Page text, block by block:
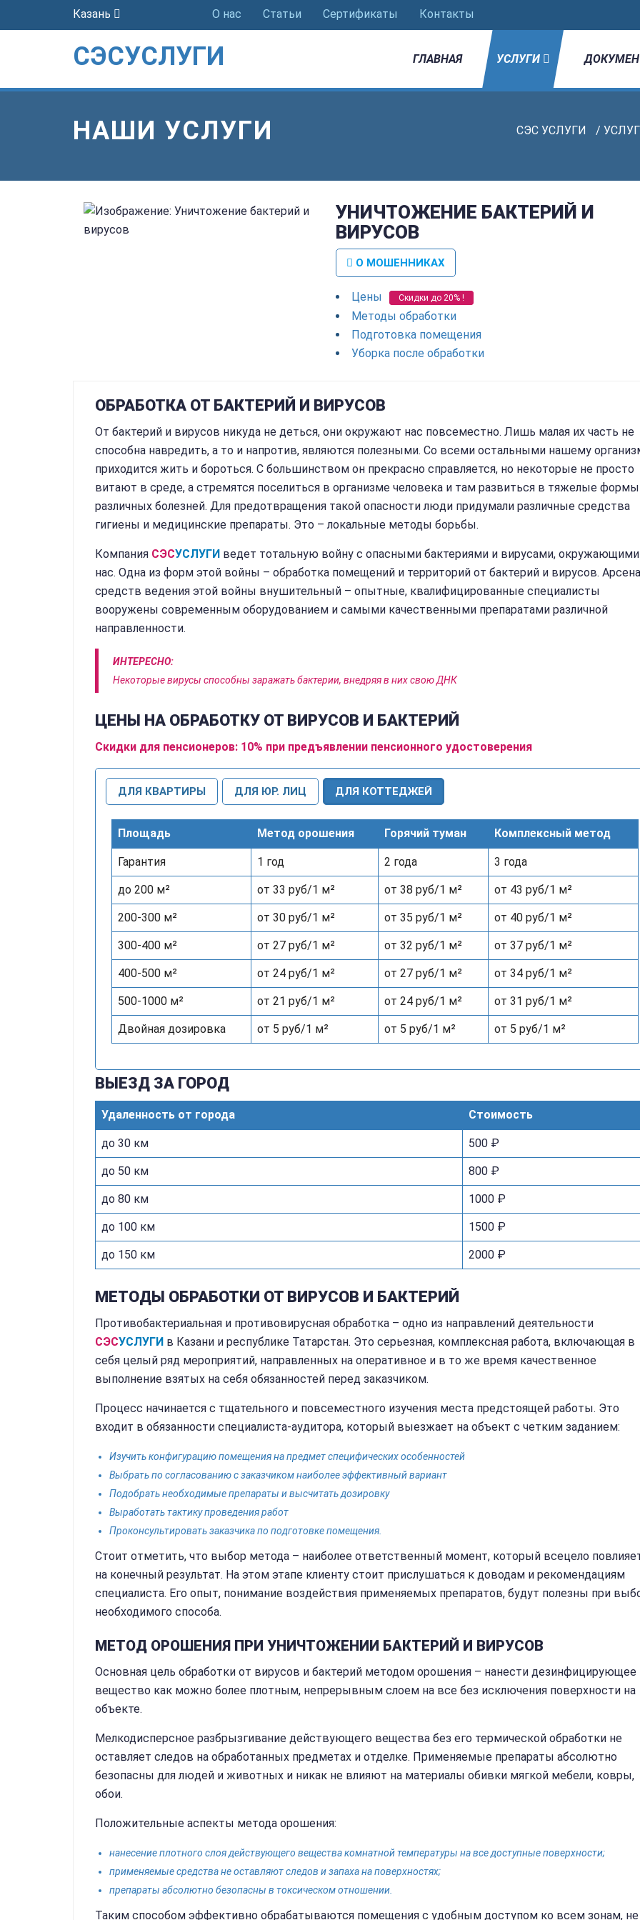
Казань О нас Статьи Сертификаты Контакты
СЭСУСЛУГИ ГЛАВНАЯ УСЛУГИ
НАШИ УСЛУГИ СЭС УСЛУГИ /
УНИЧТОЖЕНИЕ БАКТЕРИЙ И
ВИРУСОВ
О МОШЕННИКАХ
Цены Скидки до 20% !
Методы обработки
Подготовка помещения
Уборка после обработки
ОБРАБОТКА ОТ БАКТЕРИЙ И ВИРУСОВ
От бактерий и вирусов никуда не деться, они окружают нас повсеместно. Лишь малая их часть не
способна навредить, а то и напротив, являются полезными. Со всеми остальными нашему
приходится жить и бороться. С большинством он прекрасно справляется, но некоторые не просто
витают в среде, а стремятся поселиться в организме человека и там развиться в тяжелые формы
различных болезней. Для предотвращения такой опасности люди придумали различные средства
гигиены и медицинские препараты. Это – локальные методы борьбы.
Компания СЭСУСЛУГИ ведет тотальную войну с опасными бактериями и вирусами, окружающими
нас. Одна из форм этой войны – обработка помещений и территорий от бактерий и вирусов.
средств ведения этой войны внушительный – опытные, квалифицированные специалисты
вооружены современным оборудованием и самыми качественными препаратами различной
направленности.
ИНТЕРЕСНО:
Некоторые вирусы способны заражать бактерии, внедряя в них свою ДНК
ЦЕНЫ НА ОБРАБОТКУ ОТ ВИРУСОВ И БАКТЕРИЙ
Скидки для пенсионеров: 10% при предъявлении пенсионного удостоверения
ДЛЯ КВАРТИРЫ ДЛЯ ЮР. ЛИЦ ДЛЯ КОТТЕДЖЕЙ
Площадь Метод орошения Горячий туман Комплексный метод
Гарантия 1 год 2 года 3 года
до 200 м² от 33 руб/1 м² от 38 руб/1 м² от 43 руб/1 м²
200-300 м² от 30 руб/1 м² от 35 руб/1 м² от 40 руб/1 м²
300-400 м² от 27 руб/1 м² от 32 руб/1 м² от 37 руб/1 м²
400-500 м² от 24 руб/1 м² от 27 руб/1 м² от 34 руб/1 м²
500-1000 м² от 21 руб/1 м² от 24 руб/1 м² от 31 руб/1 м²
Двойная дозировка от 5 руб/1 м² от 5 руб/1 м² от 5 руб/1 м²
ВЫЕЗД ЗА ГОРОД
Удаленность от города Стоимость
до 30 км 500 ₽
до 50 км 800 ₽
до 80 км 1000 ₽
до 100 км 1500 ₽
до 150 км 2000 ₽
МЕТОДЫ ОБРАБОТКИ ОТ ВИРУСОВ И БАКТЕРИЙ
Противобактериальная и противовирусная обработка – одно из направлений деятельности
СЭСУСЛУГИ в Казани и республике Татарстан. Это серьезная, комплексная работа, включающая в
себя целый ряд мероприятий, направленных на оперативное и в то же время качественное
выполнение взятых на себя обязанностей перед заказчиком.
Процесс начинается с тщательного и повсеместного изучения места предстоящей работы. Это
входит в обязанности специалиста-аудитора, который выезжает на объект с четким заданием:
Изучить конфигурацию помещения на предмет специфических особенностей
Выбрать по согласованию с заказчиком наиболее эффективный вариант
Подобрать необходимые препараты и высчитать дозировку
Выработать тактику проведения работ
Проконсультировать заказчика по подготовке помещения.
Стоит отметить, что выбор метода – наиболее ответственный момент, который всецело
на конечный результат. На этом этапе клиенту стоит прислушаться к доводам и рекомендациям
специалиста. Его опыт, понимание воздействия применяемых препаратов, будут полезны при
необходимого способа.
МЕТОД ОРОШЕНИЯ ПРИ УНИЧТОЖЕНИИ БАКТЕРИЙ И ВИРУСОВ
Основная цель обработки от вирусов и бактерий методом орошения – нанести дезинфицирующее
вещество как можно более плотным, непрерывным слоем на все без исключения поверхности на
объекте.
Мелкодисперсное разбрызгивание действующего вещества без его термической обработки не
оставляет следов на обработанных предметах и отделке. Применяемые препараты абсолютно
безопасны для людей и животных и никак не влияют на материалы обивки мягкой мебели, ковры,
обои.
Положительные аспекты метода орошения:
нанесение плотного слоя действующего вещества комнатной температуры на все доступные поверхности;
применяемые средства не оставляют следов и запаха на поверхностях;
препараты абсолютно безопасны в токсическом отношении.
Таким способом эффективно обрабатываются помещения с удобным доступом ко всем зонам, не